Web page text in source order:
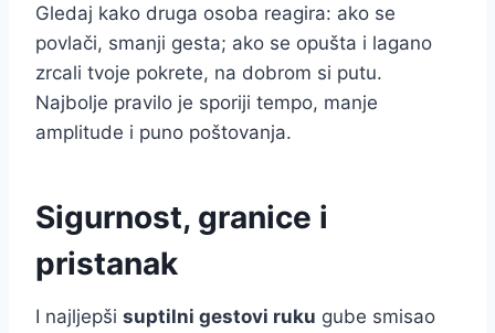
Gledaj kako druga osoba reagira: ako se
povlači, smanji gesta; ako se opušta i lagano
zrcali tvoje pokrete, na dobrom si putu.
Najbolje pravilo je sporiji tempo, manje
amplitude i puno poštovanja.
Sigurnost, granice i
pristanak
I najljepši suptilni gestovi ruku gube smisao